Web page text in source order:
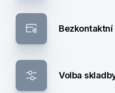
Bezkontaktní
Volba